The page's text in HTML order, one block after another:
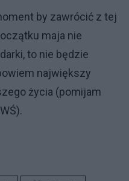
by zawrócić z tej
maja nie
to nie będzie
największy
życia (pomijam